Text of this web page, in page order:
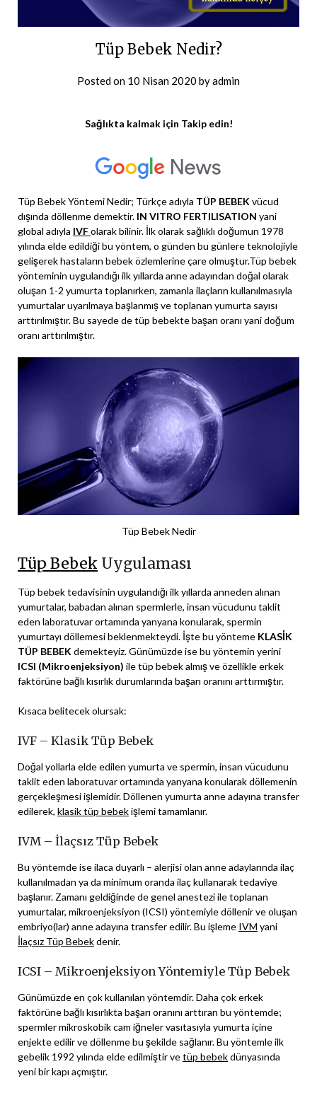
Tüp Bebek Nedir?
Posted on 10 Nisan 2020 byadmin
Sağlıkta kalmak için Takip edin!
Tüp Bebek Yöntemi Nedir; Türkçe adıyla TÜP BEBEK vücud
dışında döllenme demektir. IN VITRO FERTILISATION yani
global adıyla IVFolarak bilinir. İlk olarak sağlıklı doğumun 1978
yılında elde edildiği bu yöntem, o günden bu günlere teknolojiyle
gelişerek hastaların bebek özlemlerine çare olmuştur.Tüp bebek
yönteminin uygulandığı ilk yıllarda anne adayından doğal olarak
oluşan 1-2 yumurta toplanırken, zamanla ilaçların kullanılmasıyla
yumurtalar uyarılmaya başlanmış ve toplanan yumurta sayısı
arttırılmıştır. Bu sayede de tüp bebekte başarı oranı yani doğum
oranı arttırılmıştır.
Tüp Bebek Nedir
Tüp Bebek Uygulaması
Tüp bebek tedavisinin uygulandığı ilk yıllarda anneden alınan
yumurtalar, babadan alınan spermlerle, insan vücudunu taklit
eden laboratuvar ortamında yanyana konularak, spermin
yumurtayı döllemesi beklenmekteydi. İşte bu yönteme KLASİK
TÜP BEBEK demekteyiz. Günümüzde ise bu yöntemin yerini
ICSI (Mikroenjeksiyon) ile tüp bebek almış ve özellikle erkek
faktörüne bağlı kısırlık durumlarında başarı oranını arttırmıştır.
Kısaca belitecek olursak:
IVF – Klasik Tüp Bebek
Doğal yollarla elde edilen yumurta ve spermin, insan vücudunu
taklit eden laboratuvar ortamında yanyana konularak döllemenin
gerçekleşmesi işlemidir. Döllenen yumurta anne adayına transfer
edilerek, klasik tüp bebekişlemi tamamlanır.
IVM – İlaçsız Tüp Bebek
Bu yöntemde ise ilaca duyarlı – alerjisi olan anne adaylarında ilaç
kullanılmadan ya da minimum oranda ilaç kullanarak tedaviye
başlanır. Zamanı geldiğinde de genel anestezi ile toplanan
yumurtalar, mikroenjeksiyon (ICSI) yöntemiyle döllenir ve oluşan
embriyo(lar) anne adayına transfer edilir. Bu işleme IVM yani
İlaçsız Tüp Bebekdenir.
ICSI – Mikroenjeksiyon Yöntemiyle Tüp Bebek
Günümüzde en çok kullanılan yöntemdir. Daha çok erkek
faktörüne bağlı kısırlıkta başarı oranını arttıran bu yöntemde;
spermler mikroskobik cam iğneler vasıtasıyla yumurta içine
enjekte edilir ve döllenme bu şekilde sağlanır. Bu yöntemle ilk
gebelik 1992 yılında elde edilmiştir vetüp bebekdünyasında
yeni bir kapı açmıştır.